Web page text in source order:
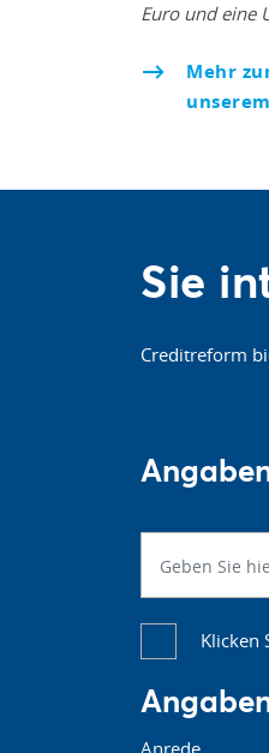
Euro und eine
Mehr
Sie
Creditreform
Klicken
Anrede